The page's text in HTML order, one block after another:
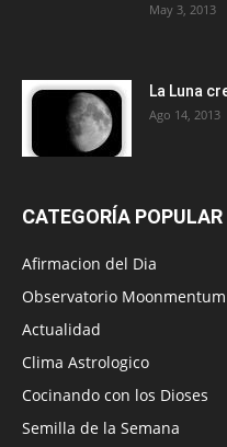
May 3, 2013
La Luna
Ago 14, 2013
CATEGORÍA POPULAR
Afirmacion del Dia
Observatorio Moonmentum
Actualidad
Clima Astrologico
Cocinando con los Dioses
Semilla de la Semana